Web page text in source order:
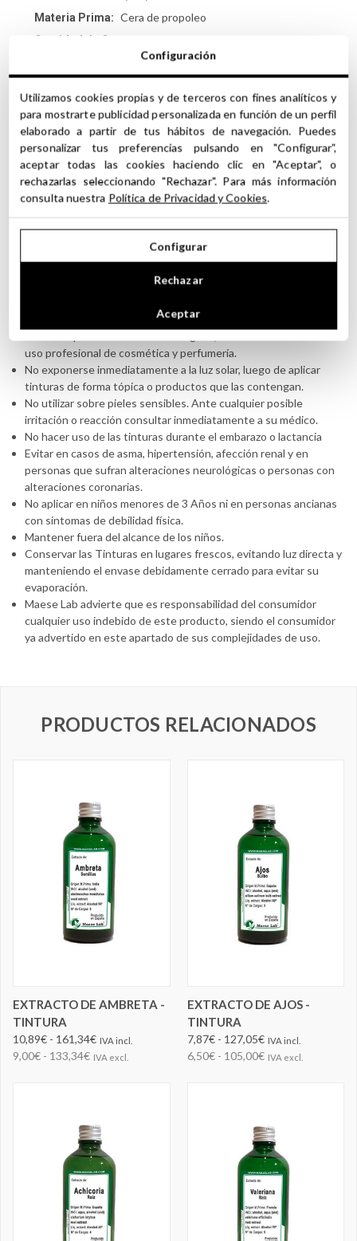
Materia Prima: Cera de propoleo
Cantidad de Cargas:
Apto para Cosmética: Sí
Apto para Perfumería: Sí
Precauciones y recomendaciones de uso de
las Tinturas o Extractos Hidro-Alcohólicos
No apto para uso interno. No apto para alimento.
Debido a su alta calidad, concentración y complejidad de uso,
uso profesional de cosmética y perfumería.
No exponerse inmediatamente a la luz solar, luego de aplicar
tinturas de forma tópica o productos que las contengan.
No utilizar sobre pieles sensibles. Ante cualquier posible
irritación o reacción consultar inmediatamente a su médico.
No hacer uso de las tinturas durante el embarazo o lactancia
Evitar en casos de asma, hipertensión, afección renal y en
personas que sufran alteraciones neurológicas o personas con
alteraciones coronarias.
No aplicar en niños menores de 3 Años ni en personas ancianas
con síntomas de debilidad física.
Mantener fuera del alcance de los niños.
Conservar las Tinturas en lugares frescos, evitando luz directa y
manteniendo el envase debidamente cerrado para evitar su
evaporación.
Maese Lab advierte que es responsabilidad del consumidor
cualquier uso indebido de este producto, siendo el consumidor
ya advertido en este apartado de sus complejidades de uso.
PRODUCTOS RELACIONADOS
EXTRACTO DE AMBRETA -
TINTURA
10,89€ - 161,34€ IVA incl.
9,00€ - 133,34€ IVA excl.
EXTRACTO DE AJOS -
TINTURA
7,87€ - 127,05€ IVA incl.
6,50€ - 105,00€ IVA excl.
Configuración
Utilizamos cookies propias y de terceros con fines analíticos y
para mostrarte publicidad personalizada en función de un perfil
elaborado a partir de tus hábitos de navegación. Puedes
personalizar tus preferencias pulsando en "Configurar",
aceptar todas las cookies haciendo clic en "Aceptar", o
rechazarlas seleccionando "Rechazar". Para más información
consulta nuestra Política de Privacidad y Cookies.
Configurar
Rechazar
Aceptar